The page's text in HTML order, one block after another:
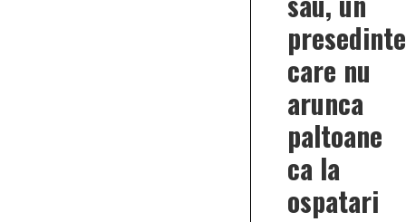
presedinte
care nu
arunca
paltoane
ca la
ospatari